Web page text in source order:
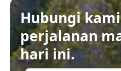
Hubungi
perjalanan
hari ini.